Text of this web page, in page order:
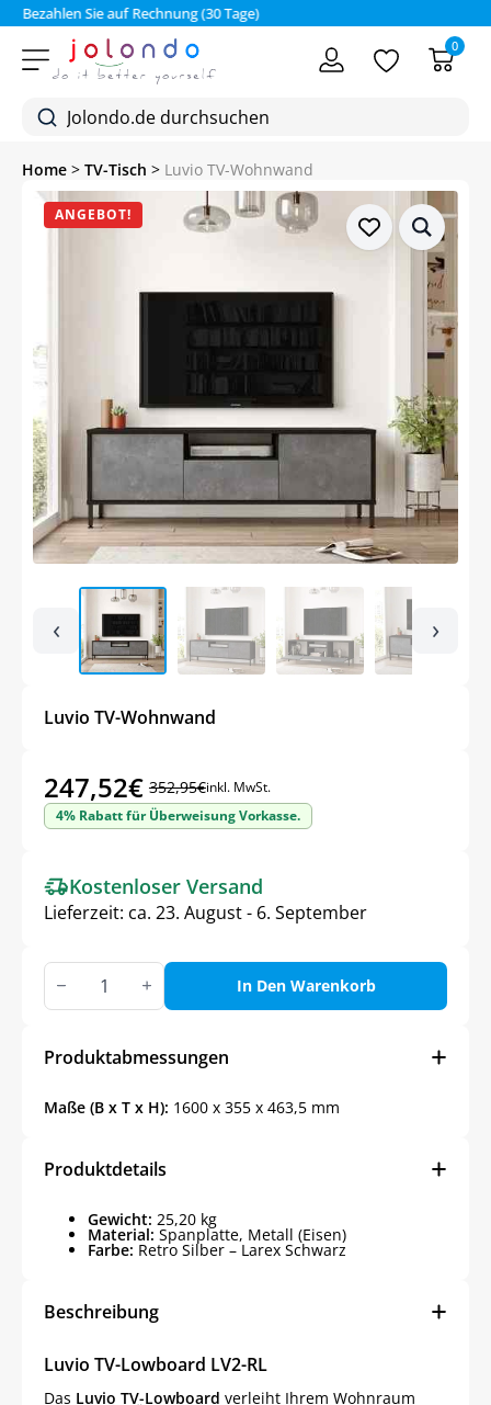
Bezahlen Sie auf Rechnung (30 Tage)
0
Home > TV-Tisch > Luvio TV-Wohnwand
ANGEBOT!
‹ ›
Luvio TV-Wohnwand
352,95€
Ursprünglicher
Preis
352,95€
247,52€
Aktueller
Preis
247,52€.
inkl. MwSt.
4% Rabatt für Überweisung Vorkasse.
Kostenloser Versand
Lieferzeit: ca. 23. August - 6. September
Luvio
TV-
Wohnwand
In Den Warenkorb
Produktabmessungen
Maße (B x T x H): 1600 x 355 x 463,5 mm
Produktdetails
Gewicht: 25,20 kg
Material: Spanplatte, Metall (Eisen)
Farbe: Retro Silber – Larex Schwarz
Beschreibung
Luvio TV-Lowboard LV2-RL
Das Luvio TV-Lowboard verleiht Ihrem Wohnraum